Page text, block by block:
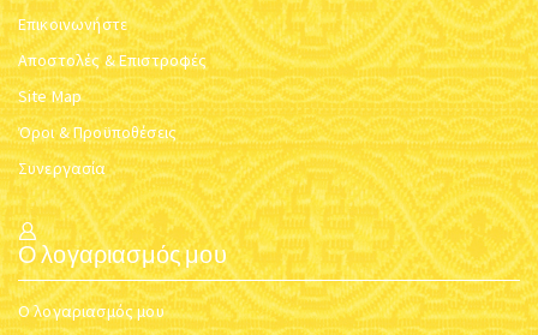
Επικοινωνήστε
Αποστολές & Επιστροφές
Site Map
Όροι & Προϋποθέσεις
Συνεργασία
Ο λογαριασμός μου
Ο λογαριασμός μου